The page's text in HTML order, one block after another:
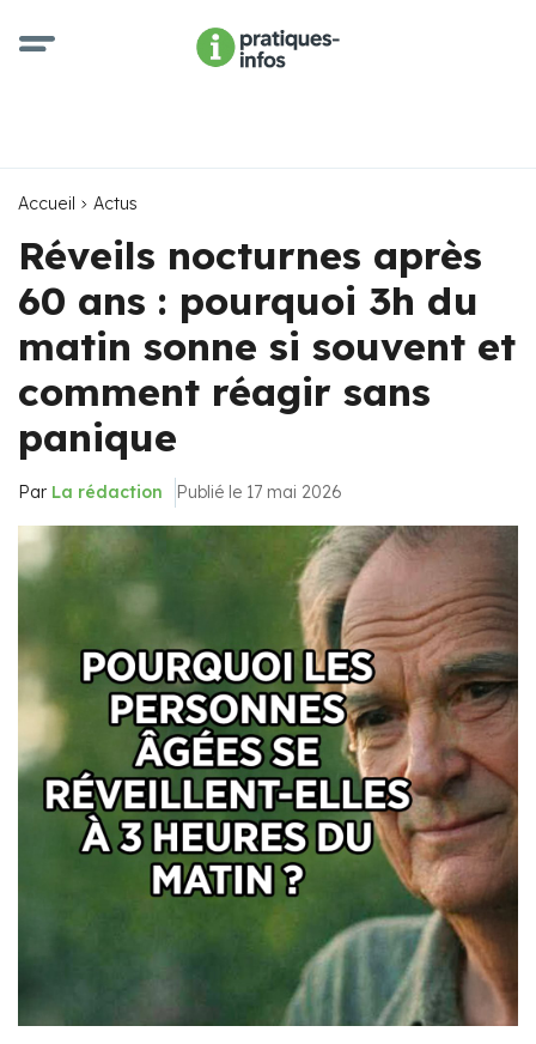
Accueil Actus
Réveils nocturnes après
60 ans : pourquoi 3h du
matin sonne si souvent et
comment réagir sans
panique
Par La rédaction Publié le 17 mai 2026